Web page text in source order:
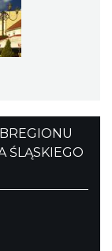
ŚLĄSKIEGO